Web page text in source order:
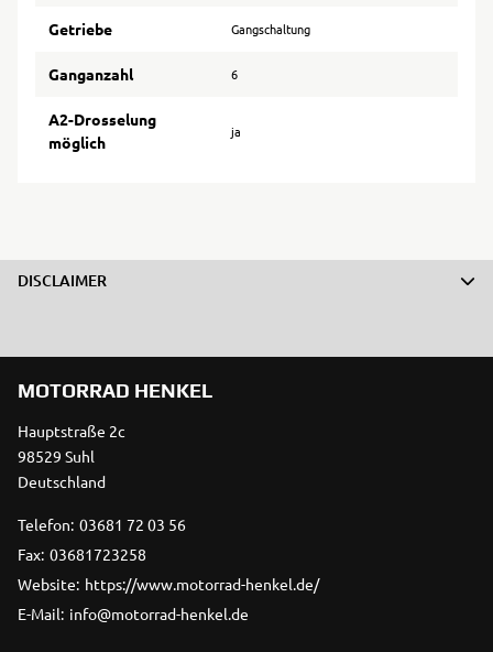
Getriebe Gangschaltung
Ganganzahl 6
A2-Drosselung
möglich
ja
DISCLAIMER
MOTORRAD HENKEL
Hauptstraße 2c
98529 Suhl
Deutschland
Telefon: 03681 72 03 56
Fax: 03681723258
Website: https://www.motorrad-henkel.de/
E-Mail: info@motorrad-henkel.de